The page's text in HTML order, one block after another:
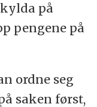
på
pengene på
ordne seg
saken først,